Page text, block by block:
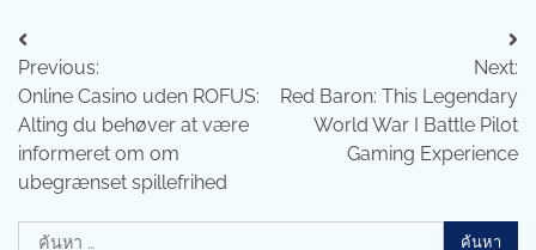
แนะแนว
เรื่อง
Previous:
Online Casino uden ROFUS:
Alting du behøver at være
informeret om om
ubegrænset spillefrihed
Next:
Red Baron: This Legendary
World War I Battle Pilot
Gaming Experience
ค้นหา